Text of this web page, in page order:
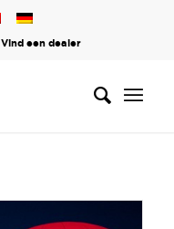
Vind een dealer